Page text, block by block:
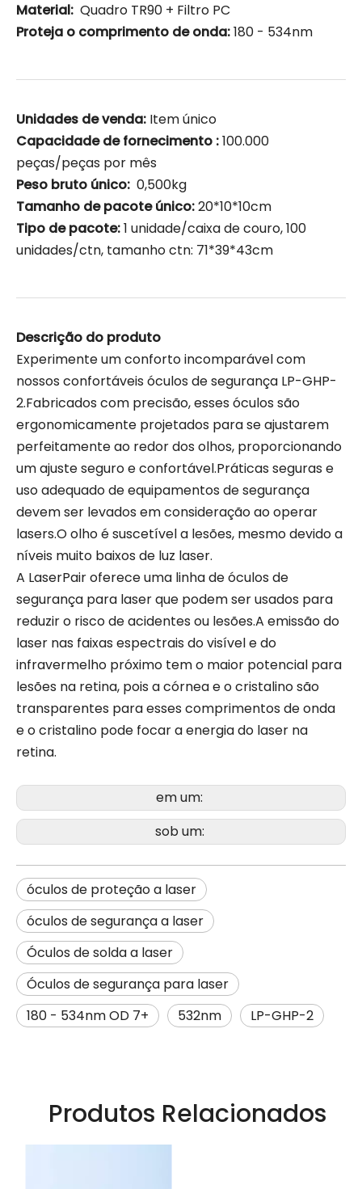
Material: Quadro TR90 + Filtro PC
Proteja o comprimento de onda:180 - 534nm
Unidades de venda: Item único
Capacidade de fornecimento :100.000
peças/peças por mês
Peso bruto único: 0,500kg
Tamanho de pacote único:20*10*10cm
Tipo de pacote:1 unidade/caixa de couro, 100
unidades/ctn, tamanho ctn: 71*39*43cm
Descrição do produto
Experimente um conforto incomparável com
nossos confortáveis ​​óculos de segurança LP-GHP-
2.Fabricados com precisão, esses óculos são
ergonomicamente projetados para se ajustarem
perfeitamente ao redor dos olhos, proporcionando
um ajuste seguro e confortável.Práticas seguras e
uso adequado de equipamentos de segurança
devem ser levados em consideração ao operar
lasers.O olho é suscetível a lesões, mesmo devido a
níveis muito baixos de luz laser.
A LaserPair oferece uma linha de óculos de
segurança para laser que podem ser usados ​​para
reduzir o risco de acidentes ou lesões.A emissão do
laser nas faixas espectrais do visível e do
infravermelho próximo tem o maior potencial para
lesões na retina, pois a córnea e o cristalino são
transparentes para esses comprimentos de onda
e o cristalino pode focar a energia do laser na
retina.
em um:
sob um:
óculos de proteção a laser
óculos de segurança a laser
Óculos de solda a laser
Óculos de segurança para laser
180 - 534nm OD 7+
532nm LP-GHP-2
Produtos Relacionados